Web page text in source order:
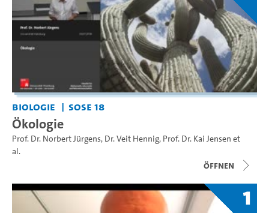
Biologie SoSe 18
Ökologie
Prof. Dr. Norbert Jürgens, Dr. Veit Hennig, Prof. Dr. Kai Jensen et
al.
Öffnen
1